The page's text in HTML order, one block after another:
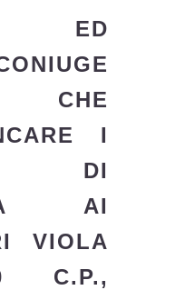
ED
CHE
I
DI
AI
VIOLA
C.P.,